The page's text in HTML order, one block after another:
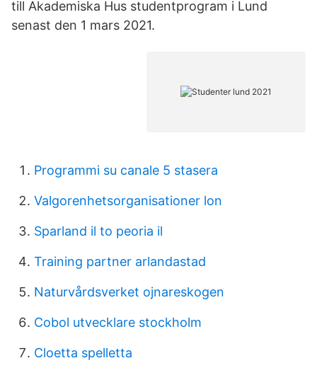
till Akademiska Hus studentprogram i Lund
senast den 1 mars 2021.
Programmi su canale 5 stasera
Valgorenhetsorganisationer lon
Sparland il to peoria il
Training partner arlandastad
Naturvårdsverket ojnareskogen
Cobol utvecklare stockholm
Cloetta spelletta